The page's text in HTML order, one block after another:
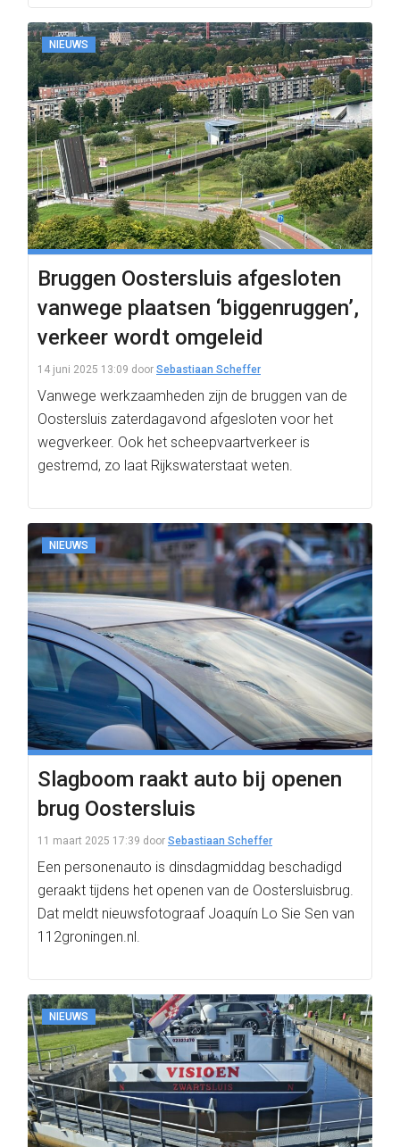
NIEUWS
Bruggen Oostersluis afgesloten
vanwege plaatsen ‘biggenruggen’,
verkeer wordt omgeleid
14 juni 2025 13:09 door Sebastiaan Scheffer
Vanwege werkzaamheden zijn de bruggen van de
Oostersluis zaterdagavond afgesloten voor het
wegverkeer. Ook het scheepvaartverkeer is
gestremd, zo laat Rijkswaterstaat weten.
NIEUWS
Slagboom raakt auto bij openen
brug Oostersluis
11 maart 2025 17:39 door Sebastiaan Scheffer
Een personenauto is dinsdagmiddag beschadigd
geraakt tijdens het openen van de Oostersluisbrug.
Dat meldt nieuwsfotograaf Joaquín Lo Sie Sen van
112groningen.nl.
NIEUWS